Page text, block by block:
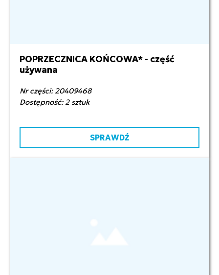
600,00 zł netto
POPRZECZNICA KOŃCOWA* - część
używana
Nr części: 20409468
Dostępność: 2 sztuk
SPRAWDŹ